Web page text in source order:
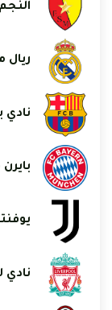
ريال
نادي
نادي